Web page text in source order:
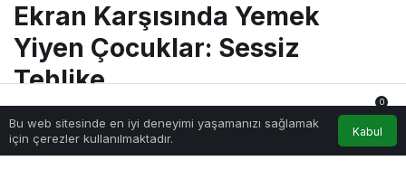
Tehlike
Ekran Karşısında Yemek
Yiyen Çocuklar: Sessiz
Tehlike
Sağlıklı.Orgtarafından yayınlandı
29 Mayıs 2025, 13:24yayınlandı
Bu web sitesinde en iyi deneyimi yaşamanızı sağlamak
için çerezler kullanılmaktadır.
Kabul
Anasayfa Akış Hesabım Bildirimler
0